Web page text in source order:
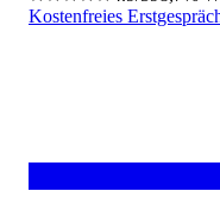
Kostenfreies